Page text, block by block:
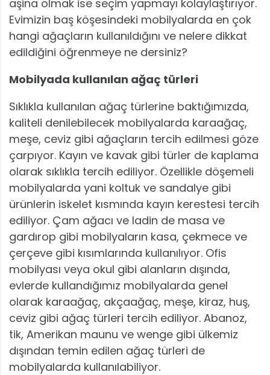
aşina olmak ise seçim yapmayı kolaylaştırıyor.
Evimizin baş köşesindeki mobilyalarda en çok
hangi ağaçların kullanıldığını ve nelere dikkat
edildiğini öğrenmeye ne dersiniz?
Mobilyada kullanılan ağaç türleri
Sıklıkla kullanılan ağaç türlerine baktığımızda,
kaliteli denilebilecek mobilyalarda karaağaç,
meşe, ceviz gibi ağaçların tercih edilmesi göze
çarpıyor. Kayın ve kavak gibi türler de kaplama
olarak sıklıkla tercih ediliyor. Özellikle döşemeli
mobilyalarda yani koltuk ve sandalye gibi
ürünlerin iskelet kısmında kayın kerestesi tercih
ediliyor. Çam ağacı ve ladin de masa ve
gardırop gibi mobilyaların kasa, çekmece ve
çerçeve gibi kısımlarında kullanılıyor. Ofis
mobilyası veya okul gibi alanların dışında,
evlerde kullandığımız mobilyalarda genel
olarak karaağaç, akçaağaç, meşe, kiraz, huş,
ceviz gibi ağaç türleri tercih ediliyor. Abanoz,
tik, Amerikan maunu ve wenge gibi ülkemiz
dışından temin edilen ağaç türleri de
mobilyalarda kullanılabiliyor.